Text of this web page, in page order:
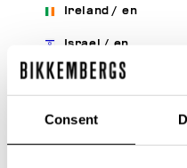
Consent
Ireland / en
Israel / en
Italy / it /